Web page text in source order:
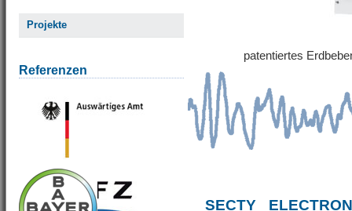
Projekte
Referenzen
patentiertes
SECTY